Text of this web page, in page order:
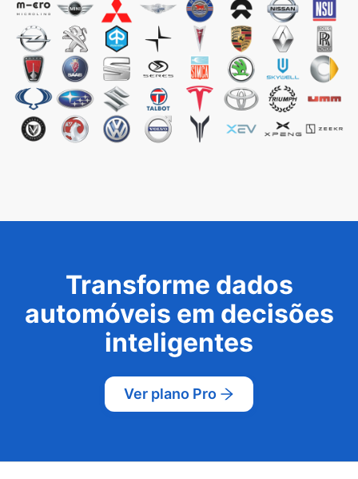
Transforme dados
automóveis em decisões
inteligentes
Ver plano Pro